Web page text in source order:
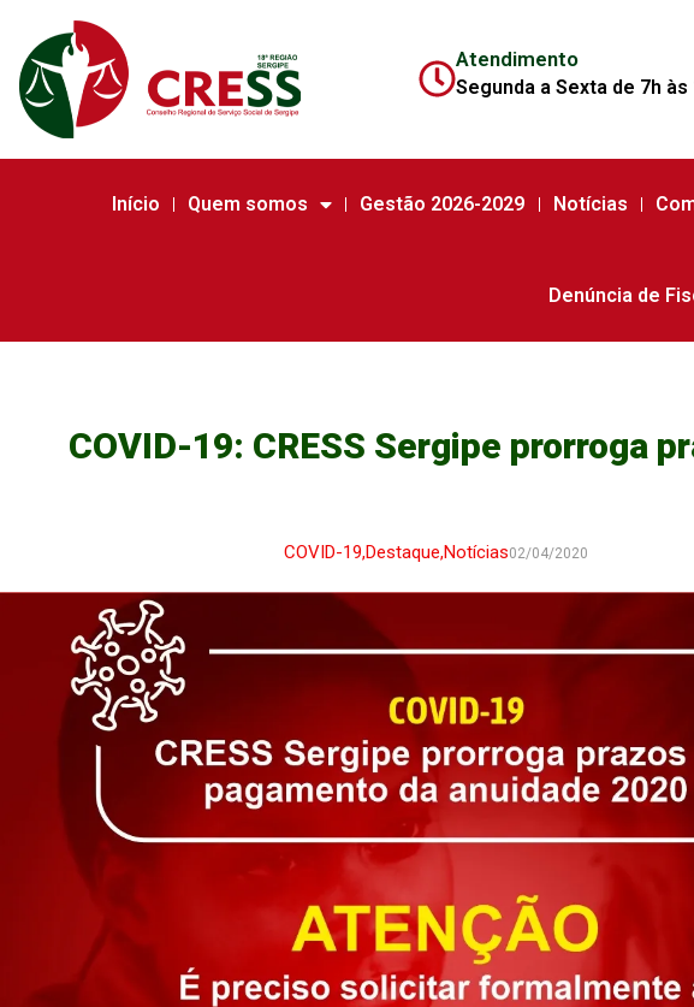
Atendimento
Segunda a Sexta de 7h às
Início Quem somos Gestão 2026-2029 Notícias
Denúncia de
COVID-19: CRESS Sergipe prorroga
COVID-19,Destaque,Notícias02/04/2020